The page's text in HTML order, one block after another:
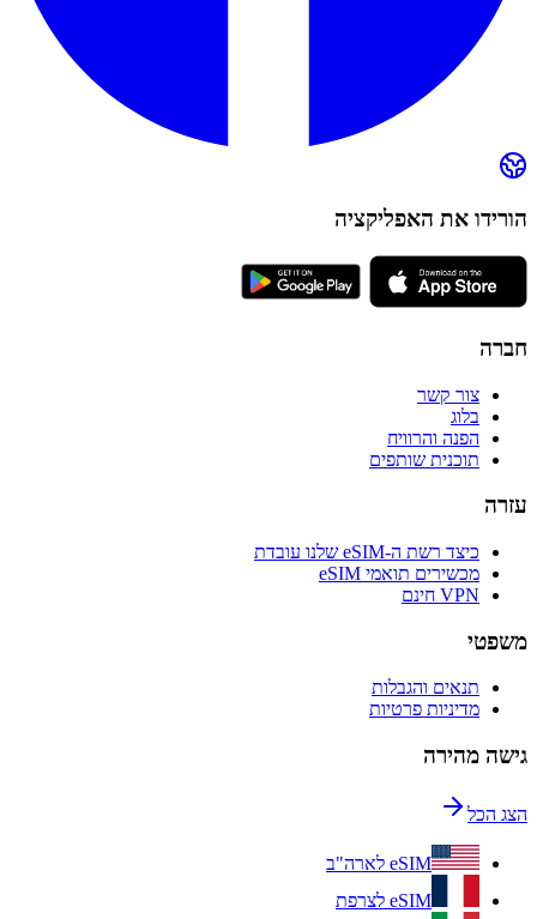
הורידו את האפליקציה
חברה
צור קשר
בלוג
הפנה והרוויח
תוכנית שותפים
עזרה
כיצד רשת ה-eSIM שלנו עובדת
מכשירים תואמי eSIM
VPN חינם
משפטי
תנאים והגבלות
מדיניות פרטיות
גישה מהירה
הצג הכל
eSIM לארה"ב
eSIM לצרפת